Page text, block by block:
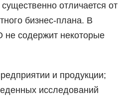
отличается от
бизнес-плана. В
не содержит некоторые
и продукции;
исследований